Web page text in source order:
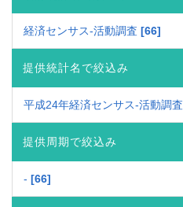
経済センサス‐活動調査 66
提供統計名で絞込み
平成24年経済センサス‐活動調査
提供周期で絞込み
- 66